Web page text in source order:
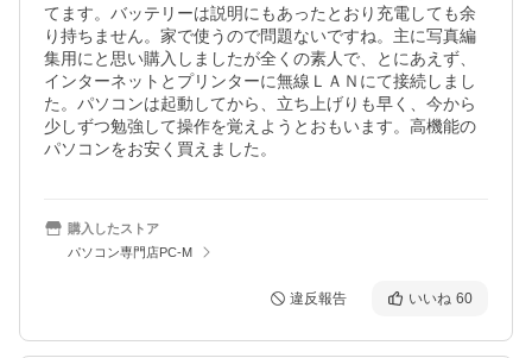
てます。バッテリーは説明にもあったとおり充電しても余
り持ちません。家で使うので問題ないですね。主に写真編
集用にと思い購入しましたが全くの素人で、とにあえず、
インターネットとプリンターに無線ＬＡＮにて接続しまし
た。パソコンは起動してから、立ち上げりも早く、今から
少しずつ勉強して操作を覚えようとおもいます。高機能の
パソコンをお安く買えました。
購入したストア
パソコン専門店PC-M
違反報告 いいね 60